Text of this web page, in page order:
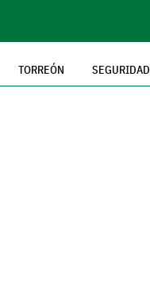
TORREÓN SEGURIDAD